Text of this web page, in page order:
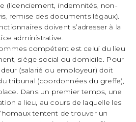
(licenciement, indemnités, non-
remise des documents légaux).
doivent s’adresser à la
administrative.
compétent est celui du lieu
siège social ou domicile. Pour
(salarié ou employeur) doit
tribunal (coordonnées du greffe),
Dans un premier temps, une
a lieu, au cours de laquelle les
tentent de trouver un